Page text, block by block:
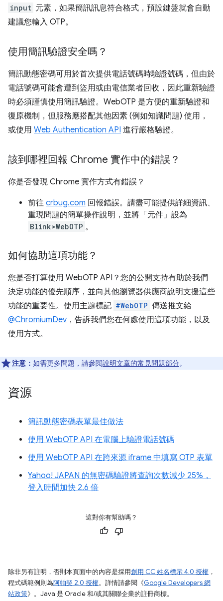
input 元素，如果簡訊訊息符合格式，預設鍵盤就會自動
建議您輸入 OTP。
使用簡訊驗證安全嗎？
簡訊動態密碼可用於首次提供電話號碼時驗證號碼，但由於
電話號碼可能會遭到盜用或由電信業者回收，因此重新驗證
時必須謹慎使用簡訊驗證。WebOTP 是方便的重新驗證和
復原機制，但服務應搭配其他因素 (例如知識問題) 使用，
或使用 Web Authentication API 進行嚴格驗證。
該到哪裡回報 Chrome 實作中的錯誤？
你是否發現 Chrome 實作方式有錯誤？
前往 crbug.com 回報錯誤。請盡可能提供詳細資訊、
重現問題的簡單操作說明，並將「元件」 設為
Blink>WebOTP 。
如何協助這項功能？
您是否打算使用 WebOTP API？您的公開支持有助於我們
決定功能的優先順序，並向其他瀏覽器供應商說明支援這些
功能的重要性。使用主題標記 #WebOTP 傳送推文給
@ChromiumDev ，告訴我們您在何處使用這項功能，以及
使用方式。
注意： 如需更多問題，請參閱說明文章的常見問題部分。
資源
簡訊動態密碼表單最佳做法
使用 WebOTP API 在電腦上驗證電話號碼
使用 WebOTP API 在跨來源 iframe 中填寫 OTP 表單
Yahoo! JAPAN 的無密碼驗證將查詢次數減少 25%，
登入時間加快 2.6 倍
這對你有幫助嗎？
除非另有註明，否則本頁面中的內容是採用創用 CC 姓名標示 4.0 授權 ，
程式碼範例則為阿帕契 2.0 授權。詳情請參閱《Google Developers 網
站政策》。Java 是 Oracle 和/或其關聯企業的註冊商標。